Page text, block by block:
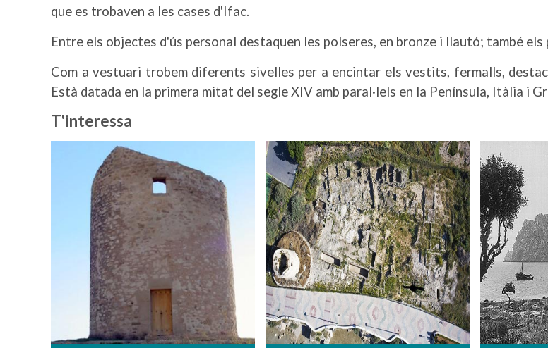
que es trobaven a les cases d'Ifac.
Entre els objectes d'ús personal destaquen les polseres, en bronze i llautó; també
Com a vestuari trobem diferents sivelles per a encintar els vestits, fermalls,
Està datada en la primera mitat del segle XIV amb paral·lels en la Península, Itàlia i
T'interessa